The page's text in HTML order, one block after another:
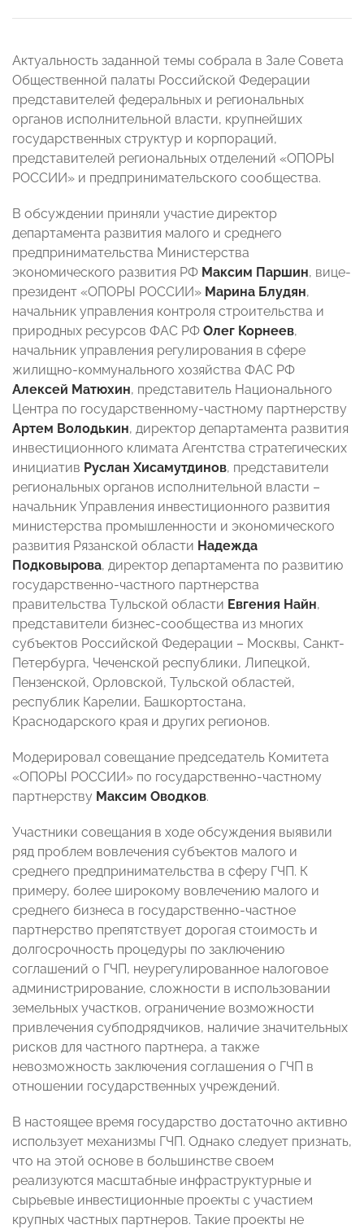
Актуальность заданной темы собрала в Зале Совета
Общественной палаты Российской Федерации
представителей федеральных и региональных
органов исполнительной власти, крупнейших
государственных структур и корпораций,
представителей региональных отделений «ОПОРЫ
РОССИИ» и предпринимательского сообщества.
В обсуждении приняли участие директор
департамента развития малого и среднего
предпринимательства Министерства
экономического развития РФ Максим Паршин, вице-
президент «ОПОРЫ РОССИИ» Марина Блудян,
начальник управления контроля строительства и
природных ресурсов ФАС РФ Олег Корнеев,
начальник управления регулирования в сфере
жилищно-коммунального хозяйства ФАС РФ
Алексей Матюхин, представитель Национального
Центра по государственному-частному партнерству
Артем Володькин, директор департамента развития
инвестиционного климата Агентства стратегических
инициатив Руслан Хисамутдинов, представители
региональных органов исполнительной власти –
начальник Управления инвестиционного развития
министерства промышленности и экономического
развития Рязанской области Надежда
Подковырова, директор департамента по развитию
государственно-частного партнерства
правительства Тульской области Евгения Найн,
представители бизнес-сообщества из многих
субъектов Российской Федерации – Москвы, Санкт-
Петербурга, Чеченской республики, Липецкой,
Пензенской, Орловской, Тульской областей,
республик Карелии, Башкортостана,
Краснодарского края и других регионов.
Модерировал совещание председатель Комитета
«ОПОРЫ РОССИИ» по государственно-частному
партнерству Максим Оводков.
Участники совещания в ходе обсуждения выявили
ряд проблем вовлечения субъектов малого и
среднего предпринимательства в сферу ГЧП. К
примеру, более широкому вовлечению малого и
среднего бизнеса в государственно-частное
партнерство препятствует дорогая стоимость и
долгосрочность процедуры по заключению
соглашений о ГЧП, неурегулированное налоговое
администрирование, сложности в использовании
земельных участков, ограничение возможности
привлечения субподрядчиков, наличие значительных
рисков для частного партнера, а также
невозможность заключения соглашения о ГЧП в
отношении государственных учреждений.
В настоящее время государство достаточно активно
использует механизмы ГЧП. Однако следует признать,
что на этой основе в большинстве своем
реализуются масштабные инфраструктурные и
сырьевые инвестиционные проекты с участием
крупных частных партнеров. Такие проекты не